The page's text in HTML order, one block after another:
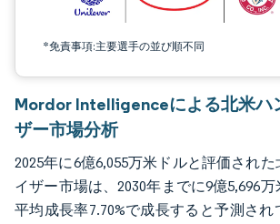
*免責事項:主要選手の並び順不同
Mordor Intelligenceによる北米ハ
ザー市場分析
2025年に6億6,055万米ドルと評価され
イザー市場は、2030年までに9億5,696
平均成長率7.70%で成長すると予測さ